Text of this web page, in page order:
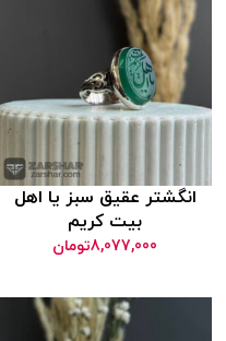
عقیق سبز یا اهل
بیت کریم
8,077,000تومان